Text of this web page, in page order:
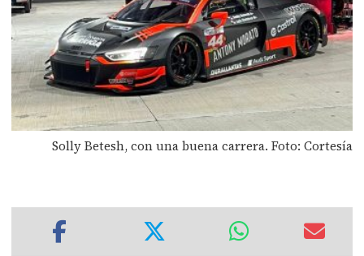
Solly Betesh, con una buena carrera. Foto: Cortesía